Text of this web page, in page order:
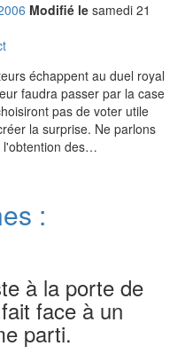
Modifié le samedi 21
échappent au duel royal
faudra passer par la case
pas de voter utile
la surprise. Ne parlons
l'obtention des…
:
à la porte de
face à un
parti.